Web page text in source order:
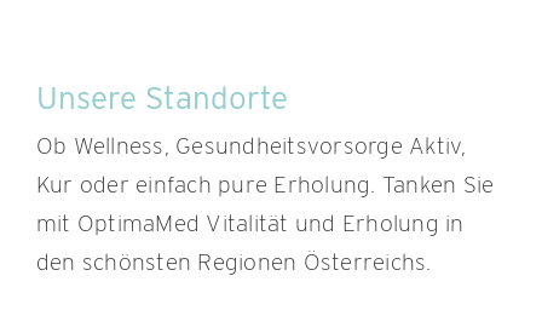
Unsere Standorte
Ob Wellness, Gesundheitsvorsorge Aktiv,
Kur oder einfach pure Erholung. Tanken Sie
mit OptimaMed Vitalität und Erholung in
den schönsten Regionen Österreichs.